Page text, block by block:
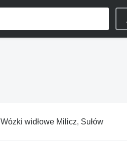
Wózki widłowe Milicz, Sułów